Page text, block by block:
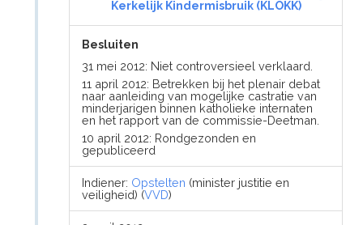
Kerkelijk Kindermisbruik (KLOKK)
Besluiten
31 mei 2012: Niet controversieel verklaard.
11 april 2012: Betrekken bij het plenair debat
naar aanleiding van mogelijke castratie van
minderjarigen binnen katholieke internaten
en het rapport van de commissie-Deetman.
10 april 2012: Rondgezonden en
gepubliceerd
Indiener: Opstelten (minister justitie en
veiligheid) (VVD)